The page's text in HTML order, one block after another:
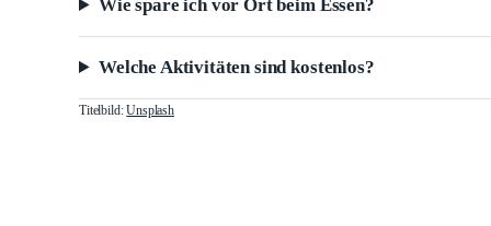
Wie spare ich vor Ort beim Essen?
Welche Aktivitäten sind kostenlos?
Titelbild:Unsplash